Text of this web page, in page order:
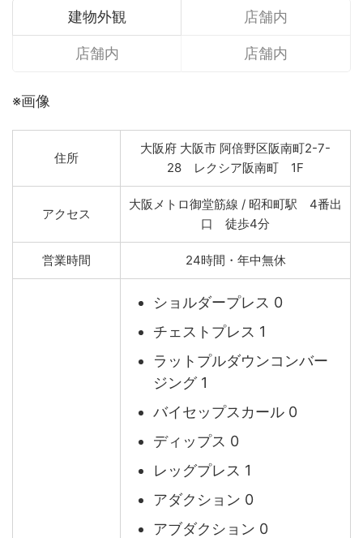
建物外観 店舗内
店舗内 店舗内
※画像
住所
大阪府 大阪市 阿倍野区阪南町2-7-
28 レクシア阪南町 1F
アクセス
大阪メトロ御堂筋線 / 昭和町駅 4番出
口 徒歩4分
営業時間 24時間・年中無休
ショルダープレス 0
チェストプレス 1
ラットプルダウンコンバー
ジング 1
バイセップスカール 0
ディップス 0
レッグプレス 1
アダクション 0
アブダクション 0